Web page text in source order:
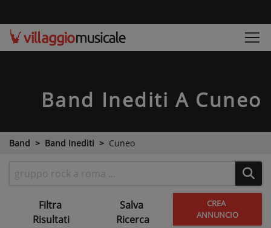
Band Inediti A Cuneo
Band Band Inediti Cuneo
Filtra
Risultati
Salva
Ricerca
CREA
ANNUNCIO